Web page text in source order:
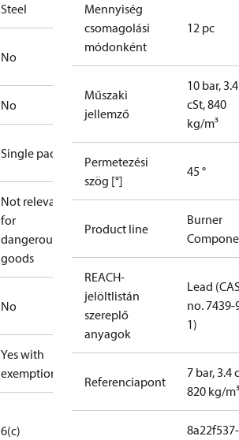
Steel
No
No
Single pack
Not relevant
for
dangerous
goods
No
Yes with
exemptions
6(c)
Mennyiség
csomagolási
módonként
12 pc
Műszaki
jellemző
10 bar, 3.4
cSt, 840
kg/m³
Permetezési
szög [°]
45 °
Product line
Burner
REACH-
jelöltlistán
szereplő
anyagok
Lead
no. 7439-
1)
Referenciapont
7 bar, 3.4
820 kg/m³
8a22f537-